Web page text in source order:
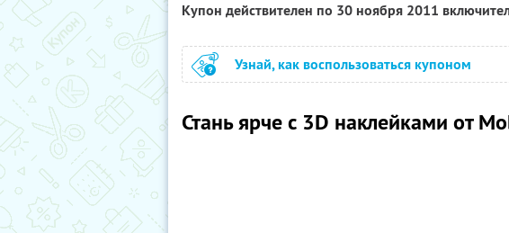
Купон действителен по 30 ноября 2011
Узнай, как воспользоваться купоном
Стань ярче с 3D наклейками от